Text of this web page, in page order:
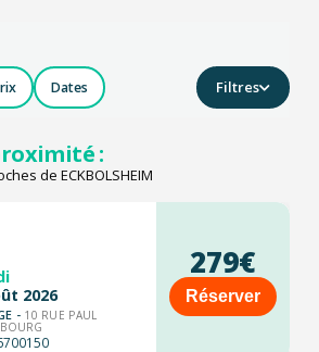
Dates Filtres
:
de ECKBOLSHEIM
2026
- 10 RUE PAUL
279€
Réserver